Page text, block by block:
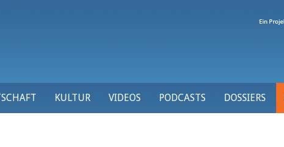
KULTUR VIDEOS PODCASTS DOSSIERS